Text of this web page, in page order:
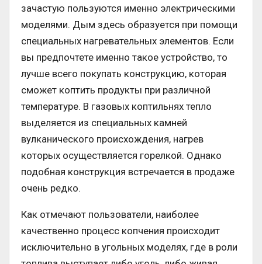
зачастую пользуются именно электрическими
моделями. Дым здесь образуется при помощи
специальных нагревательных элементов. Если
вы предпочтете именно такое устройство, то
лучше всего покупать конструкцию, которая
сможет коптить продукты при различной
температуре. В газовых коптильнях тепло
выделяется из специальных камней
вулканического происхождения, нагрев
которых осуществляется горелкой. Однако
подобная конструкция встречается в продаже
очень редко.
Как отмечают пользователи, наиболее
качественно процесс копчения происходит
исключительно в угольных моделях, где в роли